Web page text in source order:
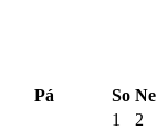
Pá So Ne
1
2